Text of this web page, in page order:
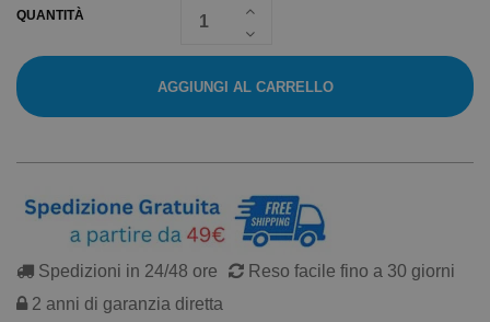
QUANTITÀ
AGGIUNGI AL CARRELLO
Spedizioni in 24/48 ore
Reso facile fino a 30 giorni
2 anni di garanzia diretta